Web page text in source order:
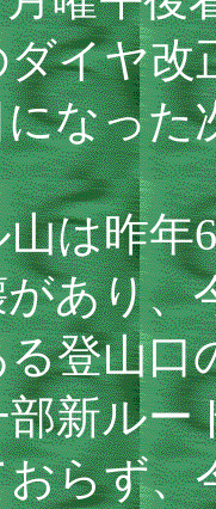
イヤ改
なった
は昨年6
あり、
登山口
新ルー
らず、